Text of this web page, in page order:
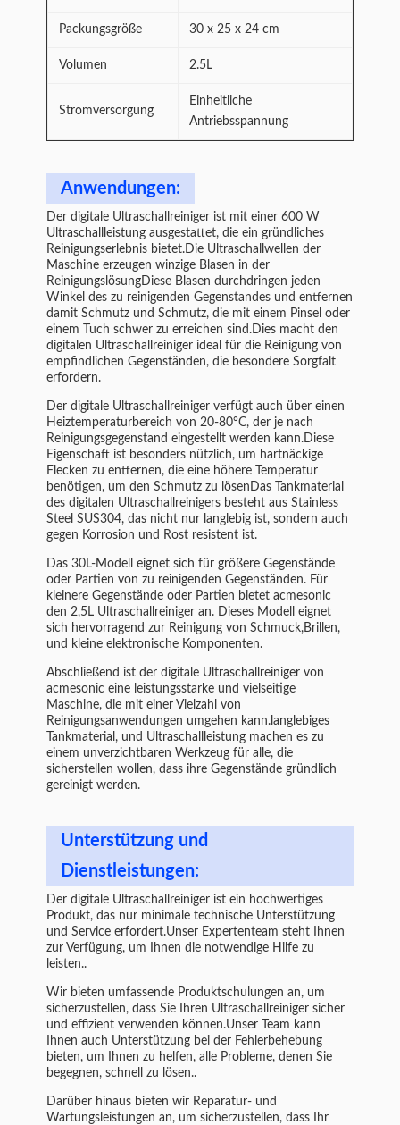
Packungsgröße 30 x 25 x 24 cm
Volumen 2.5L
Stromversorgung
Einheitliche
Antriebsspannung
Anwendungen:
Der digitale Ultraschallreiniger ist mit einer 600 W
Ultraschallleistung ausgestattet, die ein gründliches
Reinigungserlebnis bietet.Die Ultraschallwellen der
Maschine erzeugen winzige Blasen in der
ReinigungslösungDiese Blasen durchdringen jeden
Winkel des zu reinigenden Gegenstandes und entfernen
damit Schmutz und Schmutz, die mit einem Pinsel oder
einem Tuch schwer zu erreichen sind.Dies macht den
digitalen Ultraschallreiniger ideal für die Reinigung von
empfindlichen Gegenständen, die besondere Sorgfalt
erfordern.
Der digitale Ultraschallreiniger verfügt auch über einen
Heiztemperaturbereich von 20-80°C, der je nach
Reinigungsgegenstand eingestellt werden kann.Diese
Eigenschaft ist besonders nützlich, um hartnäckige
Flecken zu entfernen, die eine höhere Temperatur
benötigen, um den Schmutz zu lösenDas Tankmaterial
des digitalen Ultraschallreinigers besteht aus Stainless
Steel SUS304, das nicht nur langlebig ist, sondern auch
gegen Korrosion und Rost resistent ist.
Das 30L-Modell eignet sich für größere Gegenstände
oder Partien von zu reinigenden Gegenständen. Für
kleinere Gegenstände oder Partien bietet acmesonic
den 2,5L Ultraschallreiniger an. Dieses Modell eignet
sich hervorragend zur Reinigung von Schmuck,Brillen,
und kleine elektronische Komponenten.
Abschließend ist der digitale Ultraschallreiniger von
acmesonic eine leistungsstarke und vielseitige
Maschine, die mit einer Vielzahl von
Reinigungsanwendungen umgehen kann.langlebiges
Tankmaterial, und Ultraschallleistung machen es zu
einem unverzichtbaren Werkzeug für alle, die
sicherstellen wollen, dass ihre Gegenstände gründlich
gereinigt werden.
Unterstützung und
Dienstleistungen:
Der digitale Ultraschallreiniger ist ein hochwertiges
Produkt, das nur minimale technische Unterstützung
und Service erfordert.Unser Expertenteam steht Ihnen
zur Verfügung, um Ihnen die notwendige Hilfe zu
leisten..
Wir bieten umfassende Produktschulungen an, um
sicherzustellen, dass Sie Ihren Ultraschallreiniger sicher
und effizient verwenden können.Unser Team kann
Ihnen auch Unterstützung bei der Fehlerbehebung
bieten, um Ihnen zu helfen, alle Probleme, denen Sie
begegnen, schnell zu lösen..
Darüber hinaus bieten wir Reparatur- und
Wartungsleistungen an, um sicherzustellen, dass Ihr